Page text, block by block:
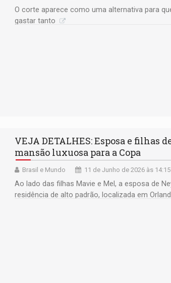
O corte aparece como uma alternativa para
gastar tanto
VEJA DETALHES: Esposa e filhas
mansão luxuosa para a Copa
Brasil e Mundo 11 de Junho de 2026 às 14:15
Ao lado das filhas Mavie e Mel, a esposa de
residência de alto padrão, localizada em